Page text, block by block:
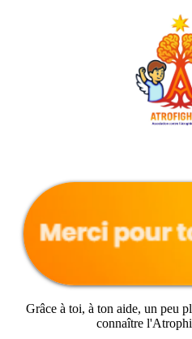
Grâce à toi, à ton aide, un peu
connaître